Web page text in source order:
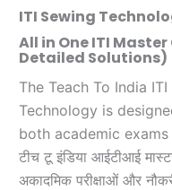
ITI Sewing
All in One ITI Master
Detailed Solutions)
The Teach To India
Technology is
both academic
टीच टू इंडिया आईटीआई
अकादमिक परीक्षाओं और